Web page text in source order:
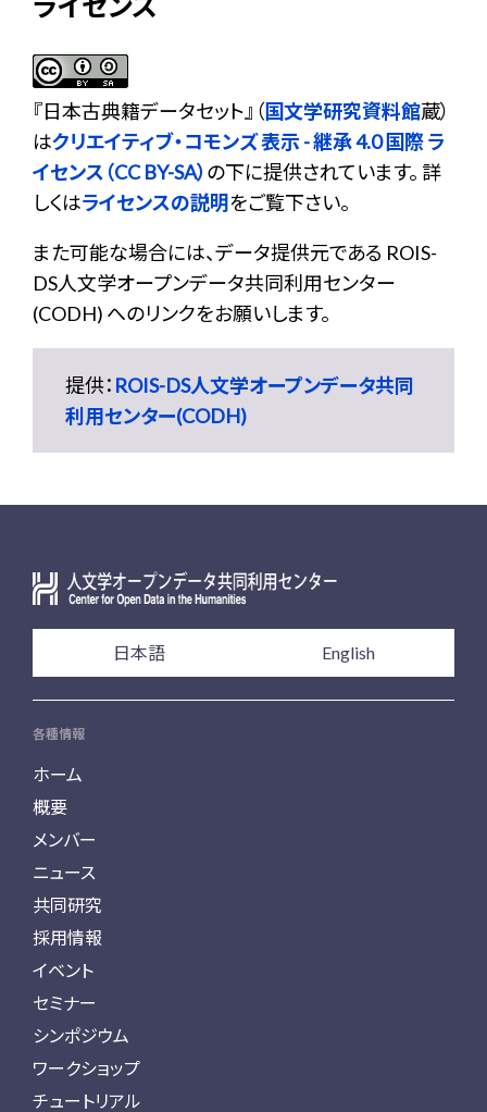
『日本古典籍データセット 』（国文学研究資料館蔵）
はクリエイティブ・コモンズ 表示 - 継承 4.0 国際 ラ
イセンス（CC BY-SA） の下に提供されています。 詳
しくはライセンスの説明をご覧下さい。
また可能な場合には、データ提供元である ROIS-
DS人文学オープンデータ共同利用センター
(CODH) へのリンクをお願いします。
提供： ROIS-DS人文学オープンデータ共同
利用センター(CODH)
日本語 English
各種情報
ホーム
概要
メンバー
ニュース
共同研究
採用情報
イベント
セミナー
シンポジウム
ワークショップ
チュートリアル